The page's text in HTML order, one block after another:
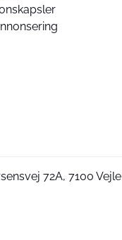
72A, 7100 Vejle